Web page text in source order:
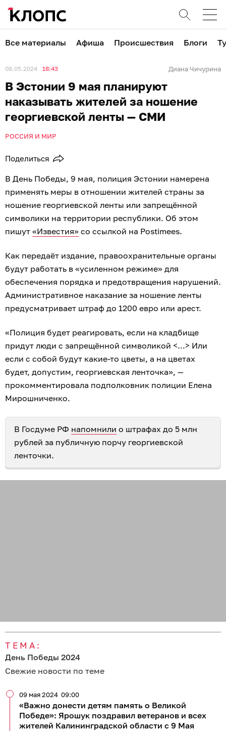
Все материалы Афиша Происшествия Блоги
08.05.2024 18:43 Диана Чичурина
В Эстонии 9 мая планируют
наказывать жителей за ношение
георгиевской ленты — СМИ
РОССИЯ И МИР
Поделиться
В День Победы, 9 мая, полиция Эстонии намерена
применять меры в отношении жителей страны за
ношение георгиевской ленты или запрещённой
символики на территории республики. Об этом
пишут «Известия» со ссылкой на Postimees.
Как передаёт издание, правоохранительные органы
будут работать в «усиленном режиме» для
обеспечения порядка и предотвращения нарушений.
Административное наказание за ношение ленты
предусматривает штраф до 1200 евро или арест.
«Полиция будет реагировать, если на кладбище
придут люди с запрещённой символикой <...> Или
если с собой будут какие-то цветы, а на цветах
будет, допустим, георгиевская ленточка», —
прокомментировала подполковник полиции Елена
Мирошниченко.
В Госдуме РФ напомнили о штрафах до 5 млн
рублей за публичную порчу георгиевской
ленточки.
ТЕМА:
День Победы 2024
Свежие новости по теме
«Важно донести детям память о Великой
Победе»: Ярошук поздравил ветеранов и всех
жителей Калининградской области с 9 Мая
09 мая 2024 09:00